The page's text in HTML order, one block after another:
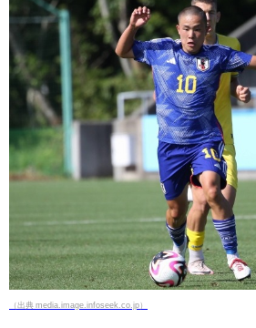
（出典 media.image.infoseek.co.jp）